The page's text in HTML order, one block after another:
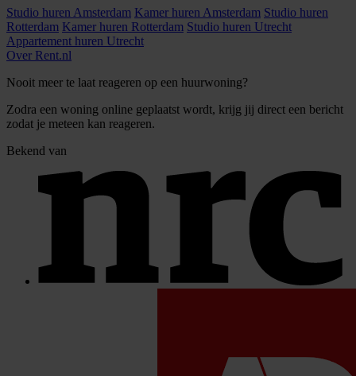
Studio huren Amsterdam Kamer huren Amsterdam Studio huren
Rotterdam Kamer huren Rotterdam Studio huren Utrecht
Appartement huren Utrecht
Over Rent.nl
Nooit meer te laat reageren op een huurwoning?
Zodra een woning online geplaatst wordt, krijg jij direct een bericht
zodat je meteen kan reageren.
Bekend van